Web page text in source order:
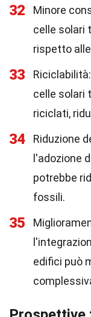
32
Minore
celle solari
rispetto
33
celle solari
riciclati,
34
Riduzione
l'adozione
potrebbe
fossili.
35
edifici può